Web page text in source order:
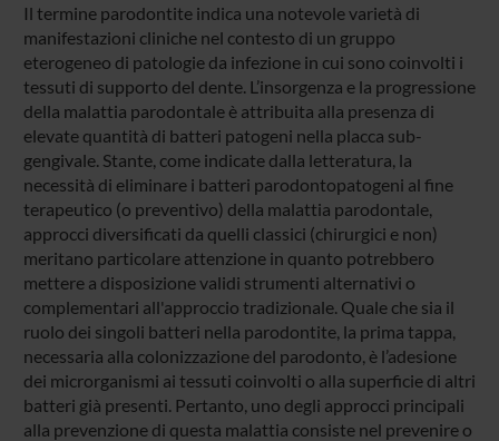
Il termine parodontite indica una notevole varietà di
manifestazioni cliniche nel contesto di un gruppo
eterogeneo di patologie da infezione in cui sono coinvolti i
tessuti di supporto del dente. L’insorgenza e la progressione
della malattia parodontale è attribuita alla presenza di
elevate quantità di batteri patogeni nella placca sub-
gengivale. Stante, come indicate dalla letteratura, la
necessità di eliminare i batteri parodontopatogeni al fine
terapeutico (o preventivo) della malattia parodontale,
approcci diversificati da quelli classici (chirurgici e non)
meritano particolare attenzione in quanto potrebbero
mettere a disposizione validi strumenti alternativi o
complementari all'approccio tradizionale. Quale che sia il
ruolo dei singoli batteri nella parodontite, la prima tappa,
necessaria alla colonizzazione del parodonto, è l’adesione
dei microrganismi ai tessuti coinvolti o alla superficie di altri
batteri già presenti. Pertanto, uno degli approcci principali
alla prevenzione di questa malattia consiste nel prevenire o